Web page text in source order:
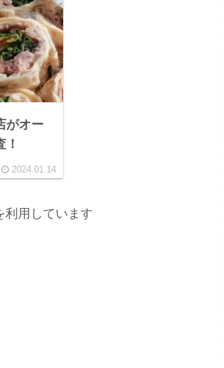
がオー
2024.01.14
利用しています